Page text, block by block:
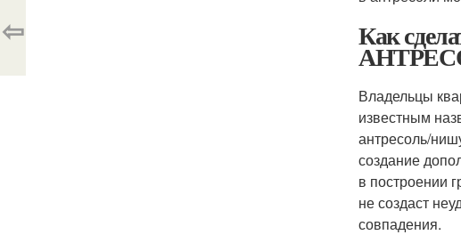
Как
Владельцы
известным
антресоль/
создание
в построении
не создаст
совпадения.
⇦